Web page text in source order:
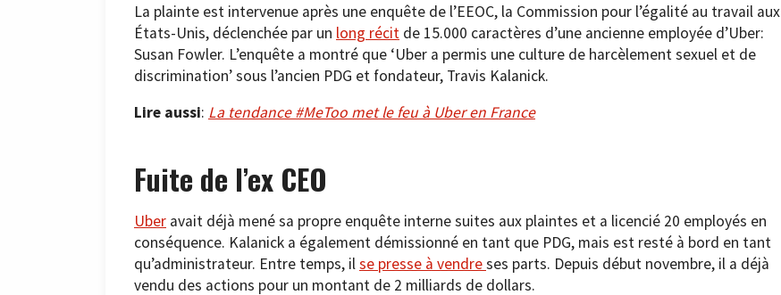
La plainte est intervenue après une enquête de l’EEOC, la Commission pour l’égalité au travail aux
États-Unis, déclenchée par un long récit de 15.000 caractères d’une ancienne employée d’Uber:
Susan Fowler. L’enquête a montré que ‘Uber a permis une culture de harcèlement sexuel et de
discrimination’ sous l’ancien PDG et fondateur, Travis Kalanick.
Lire aussi: La tendance #MeToo met le feu à Uber en France
Fuite de l’ex CEO
Uber avait déjà mené sa propre enquête interne suites aux plaintes et a licencié 20 employés en
conséquence. Kalanick a également démissionné en tant que PDG, mais est resté à bord en tant
qu’administrateur. Entre temps, ilse presse à vendreses parts. Depuis début novembre, il a déjà
vendu des actions pour un montant de 2 milliards de dollars.